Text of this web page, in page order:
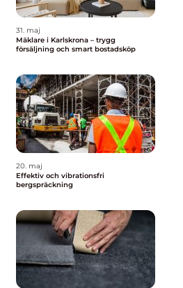
31. maj
Mäklare i Karlskrona – trygg
försäljning och smart bostadsköp
20. maj
Effektiv och vibrationsfri
bergspräckning